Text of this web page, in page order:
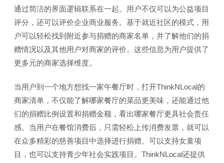
通过简洁的界面逻辑联系在一起。用户不仅可以为公益项目
评分，还可以评价企业商业服务。基于就近社区的模式，用
户可以轻松找到附近参与捐赠的商家名单，并了解他们的捐
赠情况以及其他用户对商家的评价。这些信息为用户提供了
更多元的商家选择维度。
当用户到一个地方想找一家午餐厅时，打开ThinkNLocal的
商家清单，不仅能了解哪家餐厅的菜品更美味，还能通过他
们的捐赠比例设置和捐赠金额，看出哪家餐厅更具社会责任
感。当用户在餐馆消费后，只需轻松上传消费发票，就可以
在众多精彩的慈善项目中选择进行捐赠。可以支持女童项
目，也可以支持青少年社会实践项目。ThinkNLocal还提供